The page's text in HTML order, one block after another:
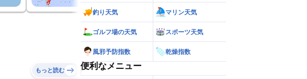
もっと読む
釣り天気 マリン天気
ゴルフ場の天気 スポーツ天気
風邪予防指数 乾燥指数
便利なメニュー